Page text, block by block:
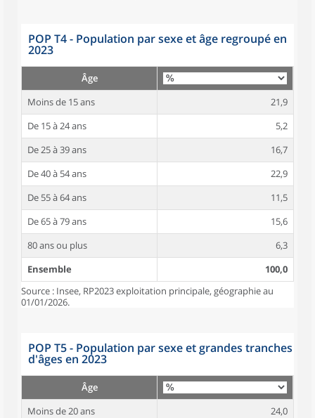
POP T4 - Population par sexe et âge regroupé en
2023
Âge
Moins de 15 ans
21,9
De 15 à 24 ans
5,2
De 25 à 39 ans
16,7
De 40 à 54 ans
22,9
De 55 à 64 ans
11,5
De 65 à 79 ans
15,6
80 ans ou plus
6,3
Ensemble
100,0
Source : Insee, RP2023 exploitation principale, géographie au
01/01/2026.
POP T5 - Population par sexe et grandes tranches
d'âges en 2023
Âge
Moins de 20 ans
24,0